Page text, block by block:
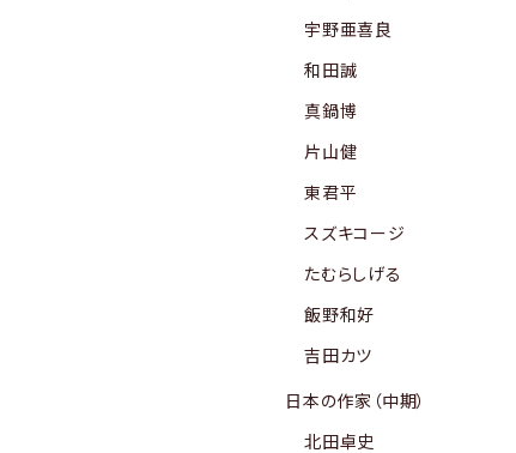
宇野亜喜良
和田誠
真鍋博
片山健
東君平
スズキコージ
たむらしげる
飯野和好
吉田カツ
日本の作家（中期）
北田卓史